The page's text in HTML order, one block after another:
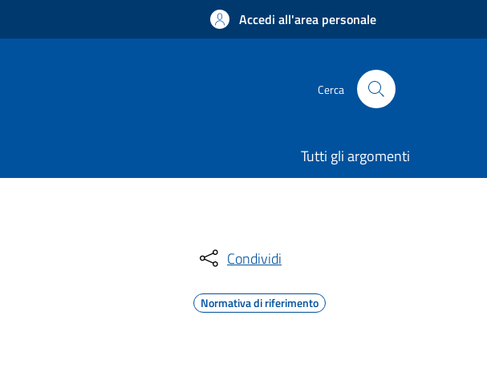
Accedi all'area personale
Cerca
Tutti gli argomenti
Condividi
Normativa di riferimento